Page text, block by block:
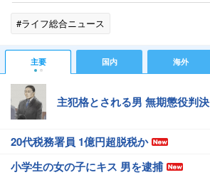
#ライフ総合ニュース
主要 国内 海外
主犯格とされる男 無期懲役判決
20代税務署員 1億円超脱税か
小学生の女の子にキス 男を逮捕